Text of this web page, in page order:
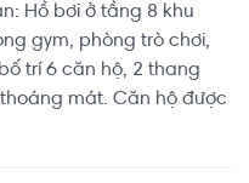
Hồ bơi ở tầng 8 khu
gym, phòng trò chơi,
trí 6 căn hộ, 2 thang
mát. Căn hộ được